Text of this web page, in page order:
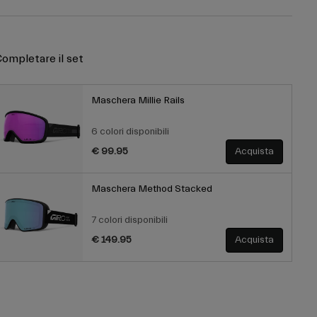
il set
Maschera Millie Rails
6 colori disponibili
€ 99.95
Acquista
Maschera Method Stacked
7 colori disponibili
€ 149.95
Acquista